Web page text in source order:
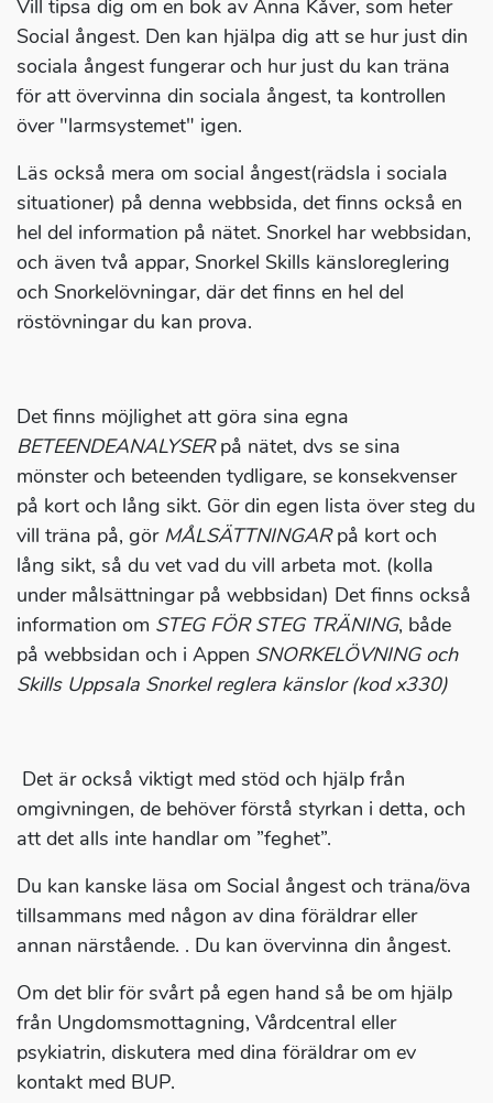
Vill tipsa dig om en bok av Anna Kåver, som heter
Social ångest. Den kan hjälpa dig att se hur just din
sociala ångest fungerar och hur just du kan träna
för att övervinna din sociala ångest, ta kontrollen
över "larmsystemet" igen.
Läs också mera om social ångest(rädsla i sociala
situationer) på denna webbsida, det finns också en
hel del information på nätet. Snorkel har webbsidan,
och även två appar, Snorkel Skills känsloreglering
och Snorkelövningar, där det finns en hel del
röstövningar du kan prova.
Det finns möjlighet att göra sina egna
BETEENDEANALYSERpå nätet, dvs se sina
mönster och beteenden tydligare, se konsekvenser
på kort och lång sikt. Gör din egen lista över steg du
vill träna på, gör MÅLSÄTTNINGARpå kort och
lång sikt, så du vet vad du vill arbeta mot. (kolla
under målsättningar på webbsidan) Det finns också
information om STEG FÖR STEG TRÄNING, både
på webbsidan och i Appen SNORKELÖVNING och
Skills Uppsala Snorkel reglera känslor (kod x330)
Det är också viktigt med stöd och hjälp från
omgivningen, de behöver förstå styrkan i detta, och
att det alls inte handlar om ”feghet”.
Du kan kanske läsa om Social ångest och träna/öva
tillsammans med någon av dina föräldrar eller
annan närstående. . Du kan övervinna din ångest.
Om det blir för svårt på egen hand så be om hjälp
från Ungdomsmottagning, Vårdcentral eller
psykiatrin, diskutera med dina föräldrar om ev
kontakt med BUP.